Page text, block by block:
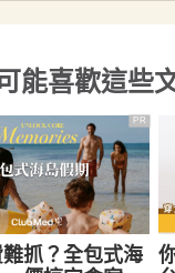
能喜歡這些
PR
抓？全包式海